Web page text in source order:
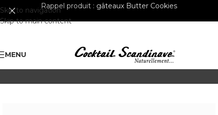
Skip to navigation
Skip to main content
Rappel produit : gâteaux Butter Cookies
MENU